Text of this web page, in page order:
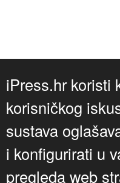
iPress.hr koristi
korisničkog
sustava
i konfigurirati u
pregleda web